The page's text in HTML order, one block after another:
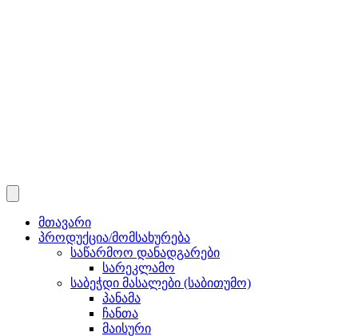
მთავარი
პროდუქცია/მომსახურება
საწარმოო დანადგარები
სარეკლამო
საბეჭდი მასალები (საბითუმო)
პანამა
ჩანთა
მაისური